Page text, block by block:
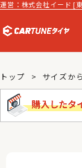
運営：株式会社イード [
トップ サイズか